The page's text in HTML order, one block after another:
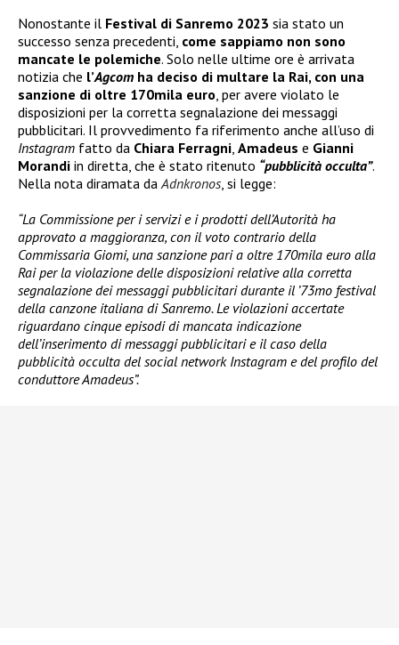
Nonostante il Festival di Sanremo 2023 sia stato un
successo senza precedenti, come sappiamo non sono
mancate le polemiche. Solo nelle ultime ore è arrivata
notizia che l’Agcom ha deciso di multare la Rai, con una
sanzione di oltre 170mila euro, per avere violato le
disposizioni per la corretta segnalazione dei messaggi
pubblicitari. Il provvedimento fa riferimento anche all’uso di
Instagram fatto da Chiara Ferragni, Amadeus e Gianni
Morandi in diretta, che è stato ritenuto “pubblicità occulta”.
Nella nota diramata daAdnkronos, si legge:
“La Commissione per i servizi e i prodotti dell’Autorità ha
approvato a maggioranza, con il voto contrario della
Commissaria Giomi, una sanzione pari a oltre 170mila euro alla
Rai per la violazione delle disposizioni relative alla corretta
segnalazione dei messaggi pubblicitari durante il ’73mo festival
della canzone italiana di Sanremo. Le violazioni accertate
riguardano cinque episodi di mancata indicazione
dell’inserimento di messaggi pubblicitari e il caso della
pubblicità occulta del social network Instagram e del profilo del
conduttore Amadeus”.